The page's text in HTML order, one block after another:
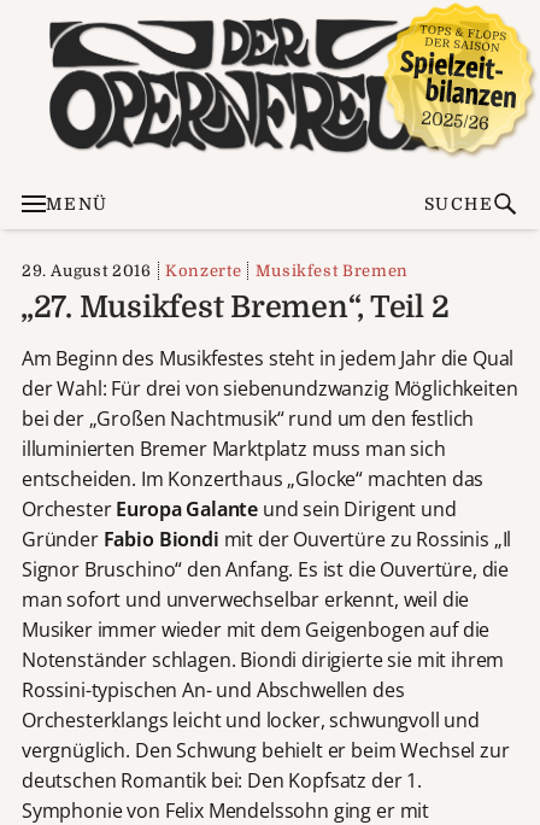
MENÜ SUCHE
29. August 2016 Konzerte Musikfest Bremen
„27. Musikfest Bremen“, Teil 2
Am Beginn des Musikfestes steht in jedem Jahr die Qual
der Wahl: Für drei von siebenundzwanzig Möglichkeiten
bei der „Großen Nachtmusik“ rund um den festlich
illuminierten Bremer Marktplatz muss man sich
entscheiden. Im Konzerthaus „Glocke“ machten das
OrchesterEuropa Galante und sein Dirigent und
Gründer Fabio Biondi mit der Ouvertüre zu Rossinis „Il
Signor Bruschino“ den Anfang. Es ist die Ouvertüre, die
man sofort und unverwechselbar erkennt, weil die
Musiker immer wieder mit dem Geigenbogen auf die
Notenständer schlagen. Biondi dirigierte sie mit ihrem
Rossini-typischen An- und Abschwellen des
Orchesterklangs leicht und locker, schwungvoll und
vergnüglich. Den Schwung behielt er beim Wechsel zur
deutschen Romantik bei: Den Kopfsatz der 1.
Symphonie von Felix Mendelssohn ging er mit